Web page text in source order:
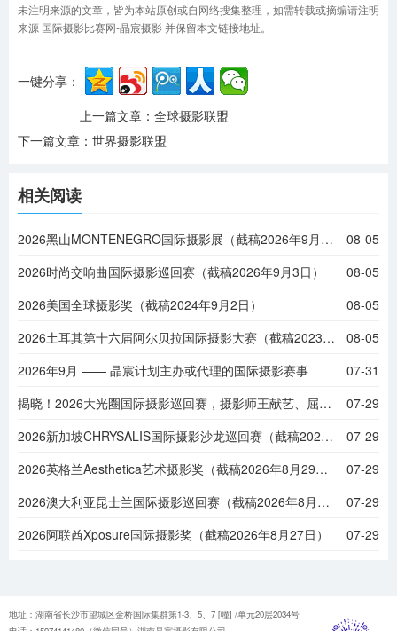
未注明来源的文章，皆为本站原创或自网络搜集整理，如需转载或摘编请注明
来源 国际摄影比赛网-晶宸摄影 并保留本文链接地址。
一键分享：
上一篇文章： 全球摄影联盟
下一篇文章： 世界摄影联盟
相关阅读
2026黑山MONTENEGRO国际摄影展（截稿2026年9月6日）
08-05
2026时尚交响曲国际摄影巡回赛（截稿2026年9月3日）
08-05
2026美国全球摄影奖（截稿2024年9月2日）
08-05
2026土耳其第十六届阿尔贝拉国际摄影大赛（截稿2023年9月1日）
08-05
2026年9月 —— 晶宸计划主办或代理的国际摄影赛事
07-31
揭晓！2026大光圈国际摄影巡回赛，摄影师王献艺、屈鹏程等摘金
07-29
2026新加坡CHRYSALIS国际摄影沙龙巡回赛（截稿2026年8月31日）
07-29
2026英格兰Aesthetica艺术摄影奖（截稿2026年8月29日）
07-29
2026澳大利亚昆士兰国际摄影巡回赛（截稿2026年8月28日）
07-29
2026阿联酋Xposure国际摄影奖（截稿2026年8月27日）
07-29
地址：湖南省长沙市望城区金桥国际集群第1-3、5、7 [幢] /单元20层2034号